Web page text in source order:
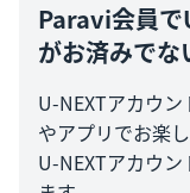
Paravi会員で
がお済みでな
U-NEXTアカウ
やアプリでお楽
U-NEXTアカウ